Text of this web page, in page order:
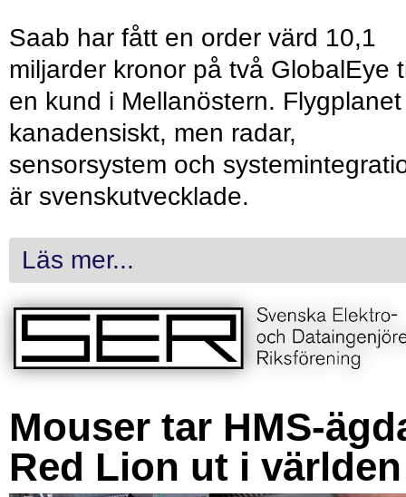
Saab har fått en order värd 10,1
miljarder kronor på två GlobalEye
en kund i Mellanöstern.
kanadensiskt, men radar,
sensorsystem och
är svenskutvecklade.
Läs mer...
Mouser tar HMS-
Red Lion ut i världen